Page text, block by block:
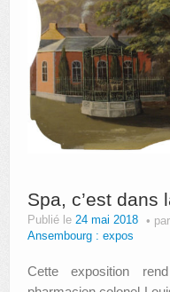
Spa, c’est dans
Publié le 24 mai 2018 par
Ansembourg : expos
Cette exposition